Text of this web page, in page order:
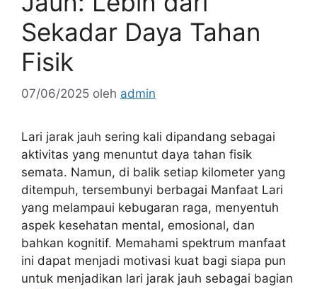
Sekadar Daya Tahan
Fisik
07/06/2025 oleh admin
Lari jarak jauh sering kali dipandang sebagai
aktivitas yang menuntut daya tahan fisik
semata. Namun, di balik setiap kilometer yang
ditempuh, tersembunyi berbagai Manfaat Lari
yang melampaui kebugaran raga, menyentuh
aspek kesehatan mental, emosional, dan
bahkan kognitif. Memahami spektrum manfaat
ini dapat menjadi motivasi kuat bagi siapa pun
untuk menjadikan lari jarak jauh sebagai bagian